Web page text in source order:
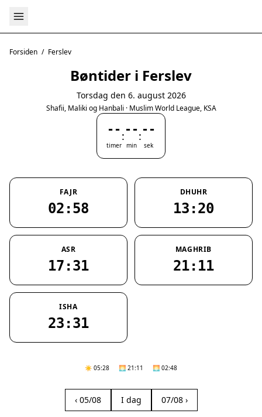
Forsiden / Ferslev
Bøntider i Ferslev
Torsdag den 6. august 2026
Shafii, Maliki og Hanbali · Muslim World League, KSA
--
timer
:--
min
:--
sek
FAJR
02:58
DHUHR
13:20
ASR
17:31
MAGHRIB
21:11
ISHA
23:31
☀️ 05:28 🌅 21:11 🌅 02:48
‹ 05/08 I dag 07/08 ›